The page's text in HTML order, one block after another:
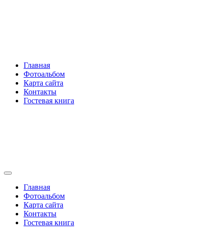
Главная
Фотоальбом
Карта сайта
Контакты
Гостевая книга
Главная
Фотоальбом
Карта сайта
Контакты
Гостевая книга